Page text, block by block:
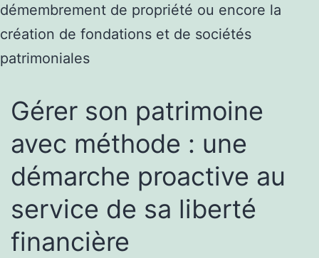
démembrement de propriété ou encore la
création de fondations et de sociétés
patrimoniales
Gérer son patrimoine
avec méthode : une
démarche proactive au
service de sa liberté
financière